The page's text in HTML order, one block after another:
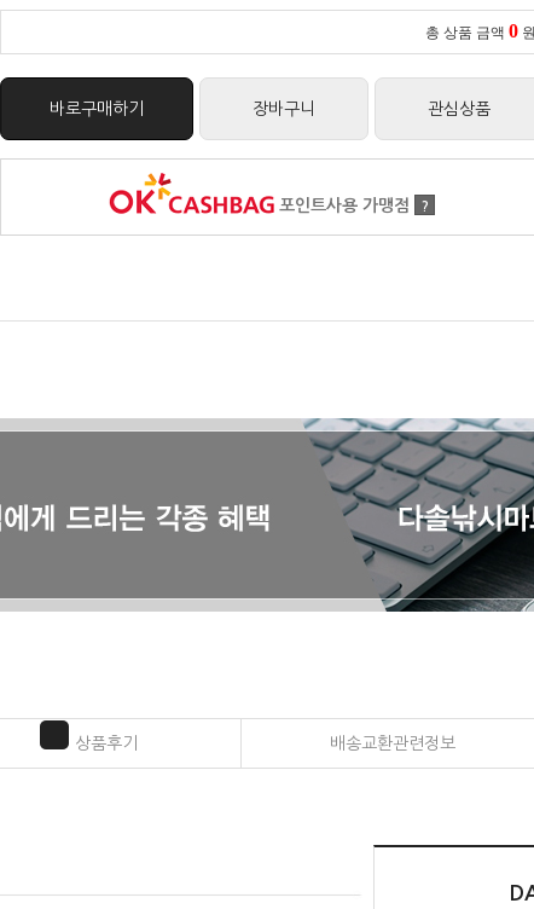
총 상품 금액 0 원
바로구매하기 장바구니 관심상품
포인트사용 가맹점 ?
상품후기 배송교환관련정보